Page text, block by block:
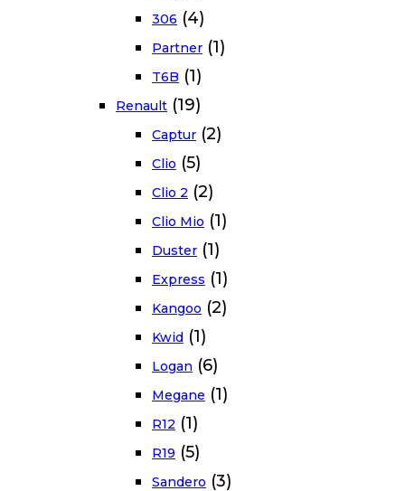
306 (4)
Partner (1)
T6B (1)
Renault (19)
Captur (2)
Clio (5)
Clio 2 (2)
Clio Mio (1)
Duster (1)
Express (1)
Kangoo (2)
Kwid (1)
Logan (6)
Megane (1)
R12 (1)
R19 (5)
Sandero (3)